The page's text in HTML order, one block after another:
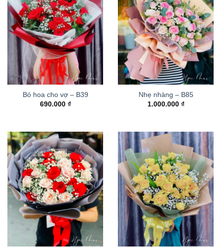
Bó hoa cho vợ – B39
690.000 ₫
Nhẹ nhàng – B85
1.000.000 ₫